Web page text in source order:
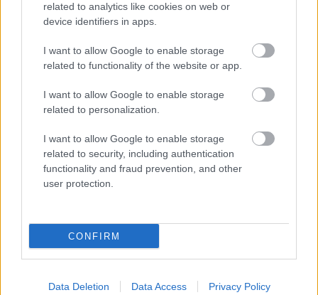
related to analytics like cookies on web or
device identifiers in apps.
I want to allow Google to enable storage
related to functionality of the website or app.
I want to allow Google to enable storage
related to personalization.
I want to allow Google to enable storage
related to security, including authentication
functionality and fraud prevention, and other
user protection.
CONFIRM
Data Deletion Data Access Privacy Policy
Történelmi táj, amelynek minden köve
mesél – megújul a tatai Angolkert
M1 bővítés: már zajlik a teljesen új
Bicske Kelet csomópont építése
Új gyalogosátkelők és jelzőlámpás
csomópont épül Angyalföldön
Másfélszeresére bővítik